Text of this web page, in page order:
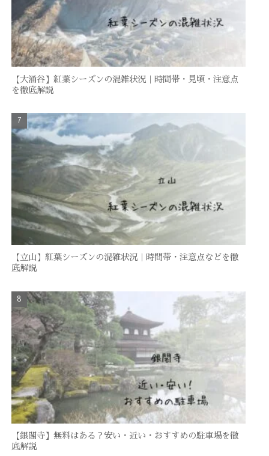
【大涌谷】紅葉シーズンの混雑状況｜時間帯・見頃・注意点
を徹底解説
【立山】紅葉シーズンの混雑状況｜時間帯・注意点などを徹
底解説
【銀閣寺】無料はある？安い・近い・おすすめの駐車場を徹
底解説